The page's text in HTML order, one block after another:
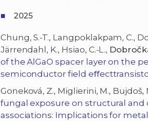
2025
Chung, S.-T., Langpoklakpam, C.,
Järrendahl, K., Hsiao, C.-L.,
of the AlGaO spacer layer on the
semiconductor field
Goneková, Z., Miglierini, M., Bujdoš,
fungal exposure on structural
associations: Implications for